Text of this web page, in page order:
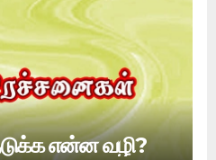
என்ன வழி?